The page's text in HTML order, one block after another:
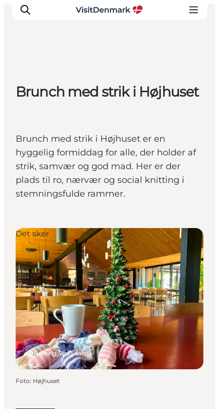
Inspiration
Destinationer
Planlæg ferien
Brunch med strik i Højhuset
Brunch med strik i Højhuset er en
hyggelig formiddag for alle, der holder af
strik, samvær og god mad. Her er der
plads til ro, nærvær og social knitting i
stemningsfulde rammer.
Herning, Vestjylland
Det sker
Foto: Højhuset